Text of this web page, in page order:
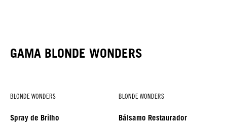
COMPRE AGORA
GAMA BLONDE WONDERS
BLONDE WONDERS
Spray de Brilho
BLONDE WONDERS
Bálsamo Restaurador